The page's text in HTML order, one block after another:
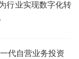
行业实现数字化转
代自营业务投资